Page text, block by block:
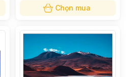
Chọn mua